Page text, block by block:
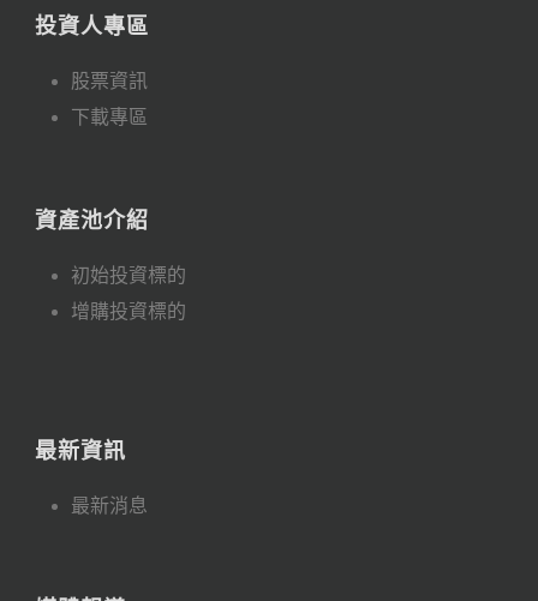
投資人專區
股票資訊
下載專區
資產池介紹
初始投資標的
增購投資標的
最新資訊
最新消息